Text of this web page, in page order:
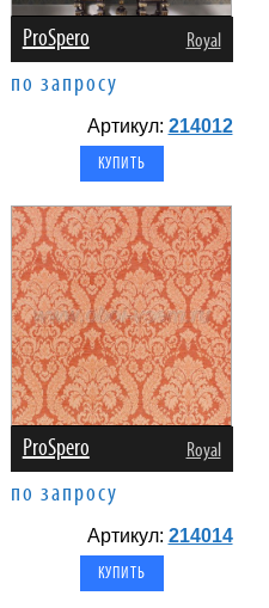
ProSpero Royal
по запросу
Артикул: 214012
ProSpero Royal
по запросу
Артикул: 214014